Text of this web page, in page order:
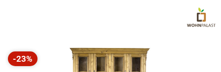
Bildergalerie überspringen
-23%
Rabatt